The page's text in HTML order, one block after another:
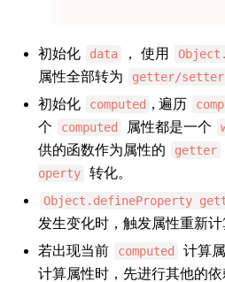
初始化 data ， 使用
属性全部转为
getter/setter
初始化
computed , 遍历
个
computed 属性都是一个
供的函数作为属性的
getter
operty
转化。
Object.defineProperty
发生变化时，触发属性重新计
若出现当前
computed 计算
计算属性时，先进行其他的